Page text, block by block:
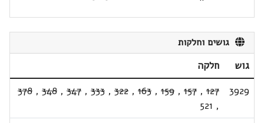
גושים וחלקות
גוש
חלקה
3929
127
,
157
,
159
,
163
,
322
,
333
,
347
,
348
,
378
,
521